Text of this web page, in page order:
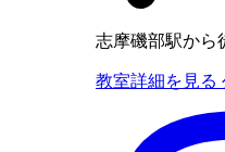
志摩磯部駅から
教室詳細を見る